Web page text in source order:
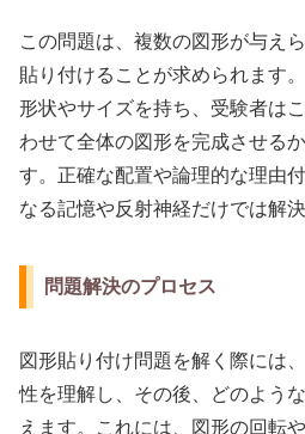
この問題は、複数の図形が与え
貼り付けることが求められます
形状やサイズを持ち、受験者は
わせて全体の図形を完成させる
す。正確な配置や論理的な理由
なる記憶や反射神経だけでは解決
問題解決のプロセス
図形貼り付け問題を解く際には
性を理解し、その後、どのよう
えます。これには、図形の回転